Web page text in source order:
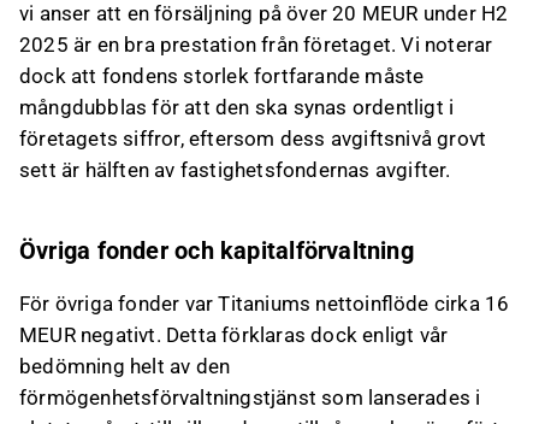
vi anser att en försäljning på över 20 MEUR under H2
2025 är en bra prestation från företaget. Vi noterar
dock att fondens storlek fortfarande måste
mångdubblas för att den ska synas ordentligt i
företagets siffror, eftersom dess avgiftsnivå grovt
sett är hälften av fastighetsfondernas avgifter.
Övriga fonder och kapitalförvaltning
För övriga fonder var Titaniums nettoinflöde cirka 16
MEUR negativt. Detta förklaras dock enligt vår
bedömning helt av den
förmögenhetsförvaltningstjänst som lanserades i